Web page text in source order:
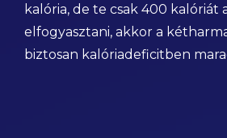
kalória, de te csak 400 kalóriát
elfogyasztani, akkor a
biztosan kalóriadeficitben